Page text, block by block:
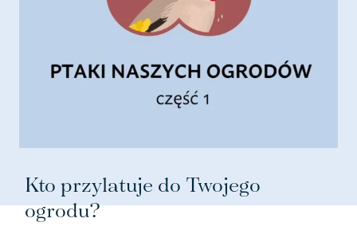
Kto przylatuje do Twojego
ogrodu?